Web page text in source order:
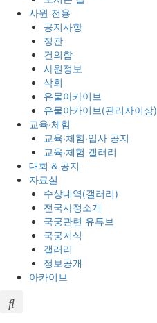
사원 전용
공지사항
정관
건의함
사원정보
삭회
유물아카이브
유물아카이브(관리자이상)
교육·체험
교육·체험·입사 공지
교육·체험 갤러리
대회 & 공지
자료실
수상내역(갤러리)
전국사정소개
국궁관련 유튜브
국궁지식
갤러리
정보공개
아카이브